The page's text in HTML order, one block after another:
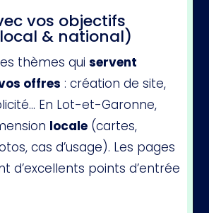
vos objectifs
& national)
thèmes quiservent
offres : création de site,
En Lot-et-Garonne,
locale (cartes,
cas d’usage). Les pages
d’excellents points d’entrée